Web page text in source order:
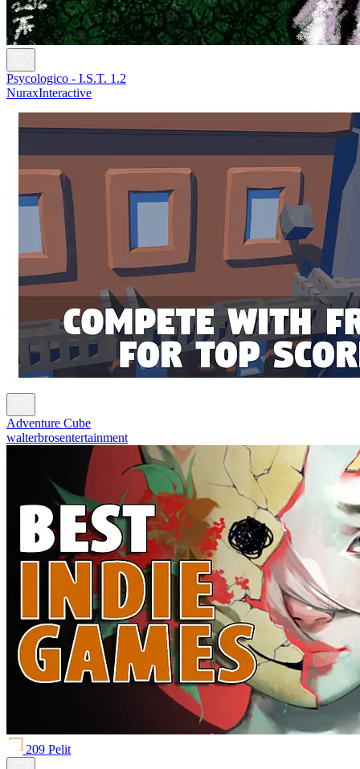
Psycologico - I.S.T. 1.2
NuraxInteractive
Adventure Cube
walterbrosentertainment
209 Pelit